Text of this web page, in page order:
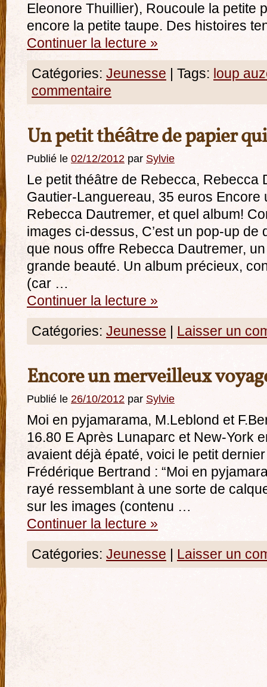
Eleonore Thuillier), Roucoule la petite
encore la petite taupe. Des histoires
Continuer la lecture »
Catégories: Jeunesse | Tags: loup
commentaire
Un petit théâtre de papier
Publié le 02/12/2012 par Sylvie
Le petit théâtre de Rebecca, Rebecca
Gautier-Languereau, 35 euros Encore
Rebecca Dautremer, et quel album!
images ci-dessus, C’est un pop-up de
que nous offre Rebecca Dautremer, un
grande beauté. Un album précieux,
(car …
Continuer la lecture »
Catégories: Jeunesse | Laisser un
Encore un merveilleux
Publié le 26/10/2012 par Sylvie
Moi en pyjamarama, M.Leblond et
16.80 E Après Lunaparc et New-York
avaient déjà épaté, voici le petit
Frédérique Bertrand : “Moi en
rayé ressemblant à une sorte de
sur les images (contenu …
Continuer la lecture »
Catégories: Jeunesse | Laisser un